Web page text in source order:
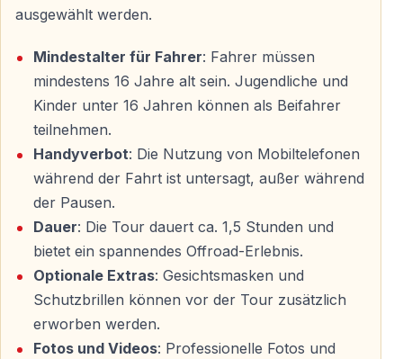
—Belek Zentrum(alle Hotels)
Kadriye
(Regnum Carya, Maxx Royal, Calista
(Rixos, Titanic, Voyage, etc.)
Abholzeit:08:00–09:00 Uhr
Rückkehr:13:00–14:00 Uhr (rechtzeitig für Mittagessen
im Hotel)
Sie müssen sich um nichts kümmern — der Bus holt
Sie vor Ihrem Hotel ab.
Die Buggy-Safari-Route
ausgewählt werden.
Mindestalter für Fahrer: Fahrer müssen
mindestens 16 Jahre alt sein. Jugendliche und
Kinder unter 16 Jahren können als Beifahrer
teilnehmen.
Handyverbot: Die Nutzung von Mobiltelefonen
während der Fahrt ist untersagt, außer während
der Pausen.
Dauer: Die Tour dauert ca. 1,5 Stunden und
bietet ein spannendes Offroad-Erlebnis.
Optionale Extras: Gesichtsmasken und
Schutzbrillen können vor der Tour zusätzlich
erworben werden.
Fotos und Videos: Professionelle Fotos und